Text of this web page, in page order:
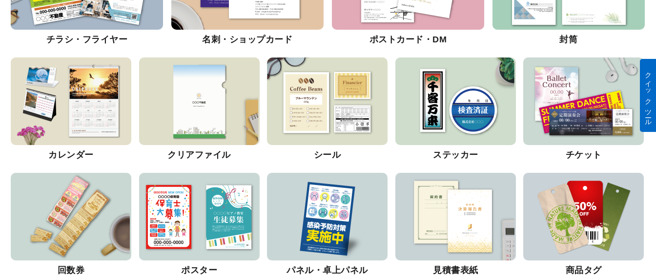
チラシ・フライヤー 名刺・ショップカード ポストカード・DM 封筒
カレンダー クリアファイル シール ステッカー チケット
回数券 ポスター パネル・卓上パネル 見積書表紙 商品タグ
クイック ツール